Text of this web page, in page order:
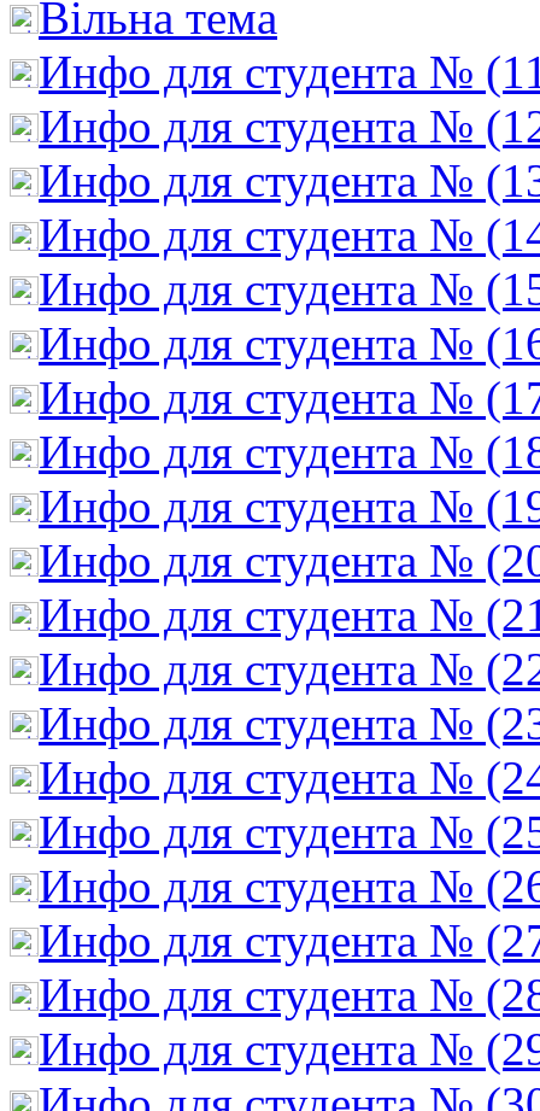
Вільна тема
Инфо для студента №
Инфо для студента №
Инфо для студента №
Инфо для студента №
Инфо для студента №
Инфо для студента №
Инфо для студента №
Инфо для студента №
Инфо для студента №
Инфо для студента №
Инфо для студента №
Инфо для студента №
Инфо для студента №
Инфо для студента №
Инфо для студента №
Инфо для студента №
Инфо для студента №
Инфо для студента №
Инфо для студента №